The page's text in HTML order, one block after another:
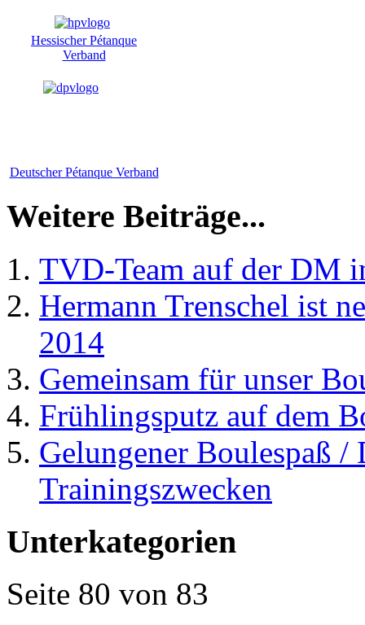
Hessischer Pétanque
Verband
Deutscher Pétanque Verband
Weitere Beiträge...
TVD-Team auf der DM
Hermann Trenschel ist
2014
Gemeinsam für unser
Frühlingsputz auf dem
Gelungener Boulespaß
Trainingszwecken
Unterkategorien
Seite 80 von 83